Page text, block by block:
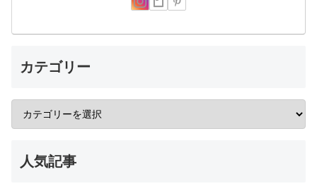
カテゴリー
人気記事